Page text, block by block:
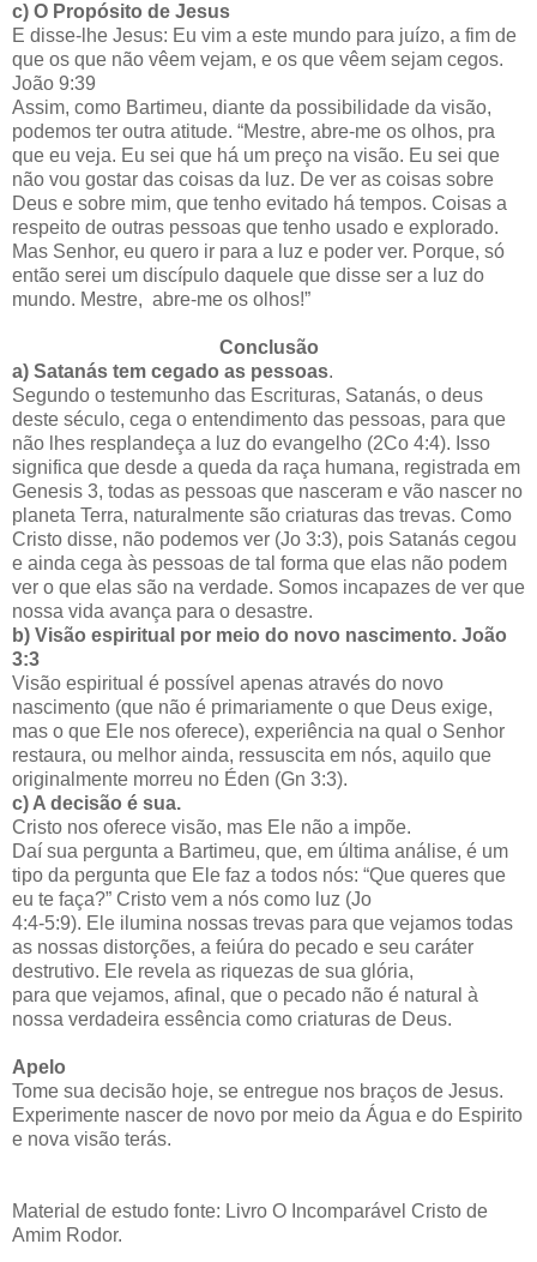
c) O Propósito de Jesus
E disse-lhe Jesus: Eu vim a este mundo para juízo, a fim de
que os que não vêem vejam, e os que vêem sejam cegos.
João 9:39
Assim, como Bartimeu, diante da possibilidade da visão,
podemos ter outra atitude. “Mestre, abre-me os olhos, pra
que eu veja. Eu sei que há um preço na visão. Eu sei que
não vou gostar das coisas da luz. De ver as coisas sobre
Deus e sobre mim, que tenho evitado há tempos. Coisas a
respeito de outras pessoas que tenho usado e explorado.
Mas Senhor, eu quero ir para a luz e poder ver. Porque, só
então serei um discípulo daquele que disse ser a luz do
mundo. Mestre, abre-me os olhos!”
Conclusão
a) Satanás tem cegado as pessoas.
Segundo o testemunho das Escrituras, Satanás, o deus
deste século, cega o entendimento das pessoas, para que
não lhes resplandeça a luz do evangelho (2Co 4:4). Isso
significa que desde a queda da raça humana, registrada em
Genesis 3, todas as pessoas que nasceram e vão nascer no
planeta Terra, naturalmente são criaturas das trevas. Como
Cristo disse, não podemos ver (Jo 3:3), pois Satanás cegou
e ainda cega às pessoas de tal forma que elas não podem
ver o que elas são na verdade. Somos incapazes de ver que
nossa vida avança para o desastre.
b) Visão espiritual por meio do novo nascimento. João
3:3
Visão espiritual é possível apenas através do novo
nascimento (que não é primariamente o que Deus exige,
mas o que Ele nos oferece), experiência na qual o Senhor
restaura, ou melhor ainda, ressuscita em nós, aquilo que
originalmente morreu no Éden (Gn 3:3).
c) A decisão é sua.
Cristo nos oferece visão, mas Ele não a impõe.
Daí sua pergunta a Bartimeu, que, em última análise, é um
tipo da pergunta que Ele faz a todos nós: “Que queres que
eu te faça?” Cristo vem a nós como luz (Jo
4:4-5:9). Ele ilumina nossas trevas para que vejamos todas
as nossas distorções, a feiúra do pecado e seu caráter
destrutivo. Ele revela as riquezas de sua glória,
para que vejamos, afinal, que o pecado não é natural à
nossa verdadeira essência como criaturas de Deus.
Apelo
Tome sua decisão hoje, se entregue nos braços de Jesus.
Experimente nascer de novo por meio da Água e do Espirito
e nova visão terás.
Material de estudo fonte: Livro O Incomparável Cristo de
Amim Rodor.